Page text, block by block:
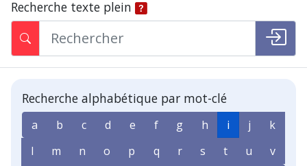
Recherche texte plein
Recherche alphabétique par mot-clé
a b c d e f g h i j
k
l
m n o p q r s t u
v